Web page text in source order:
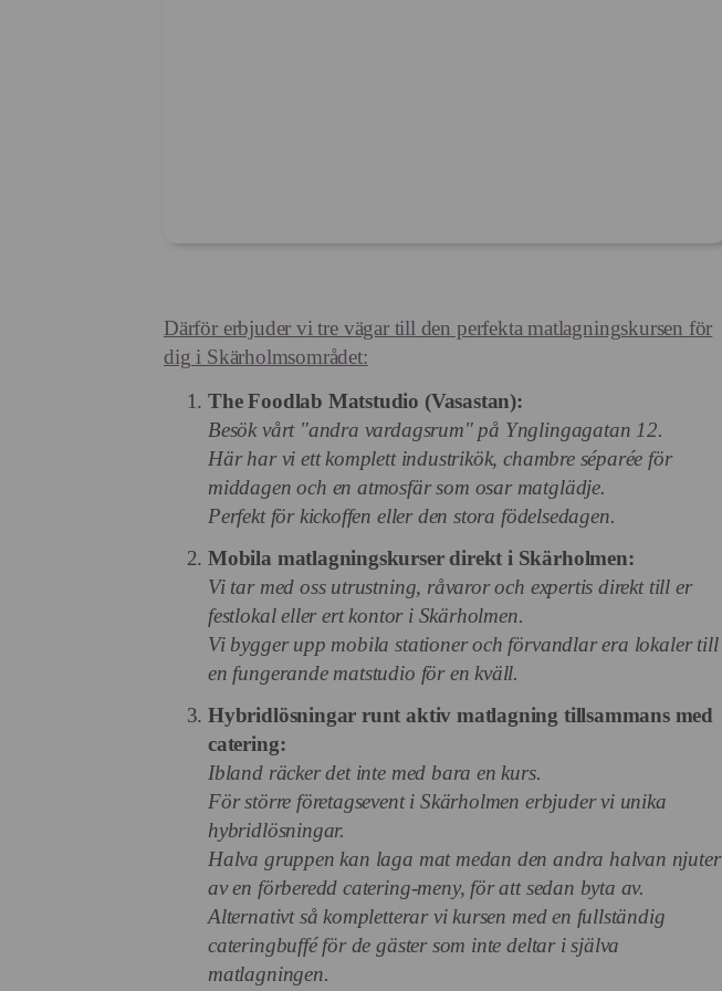
Därför erbjuder vi tre vägar till den perfekta matlagningskursen för
dig i Skärholmsområdet:
The Foodlab Matstudio (Vasastan):
Besök vårt "andra vardagsrum" på Ynglingagatan 12.
Här har vi ett komplett industrikök, chambre séparée för
middagen och en atmosfär som osar matglädje.
Perfekt för kickoffen eller den stora födelsedagen.
Mobila matlagningskurser direkt i Skärholmen:
Vi tar med oss utrustning, råvaror och expertis direkt till er
festlokal eller ert kontor i Skärholmen.
Vi bygger upp mobila stationer och förvandlar era lokaler till
en fungerande matstudio för en kväll.
Hybridlösningar runt aktiv matlagning tillsammans med
catering:
Ibland räcker det inte med bara en kurs.
För större företagsevent i Skärholmen erbjuder vi unika
hybridlösningar.
Halva gruppen kan laga mat medan den andra halvan njuter
av en förberedd catering-meny, för att sedan byta av.
Alternativt så kompletterar vi kursen med en fullständig
cateringbuffé för de gäster som inte deltar i själva
matlagningen.